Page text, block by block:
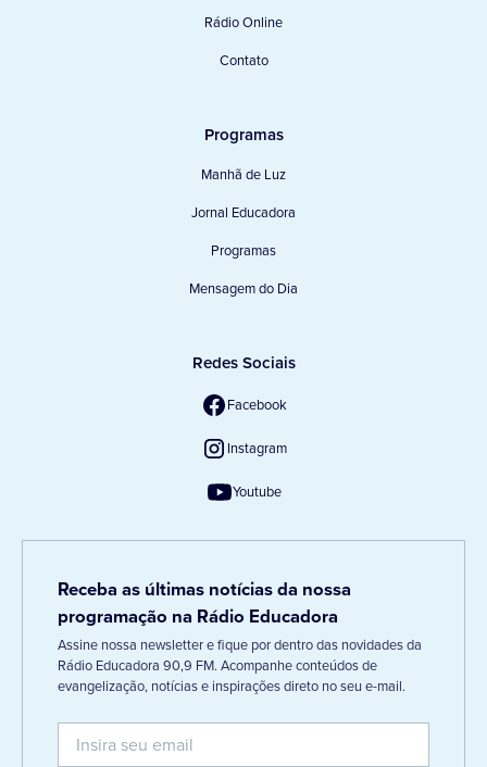
Rádio Online
Contato
Programas
Manhã de Luz
Jornal Educadora
Programas
Mensagem do Dia
Redes Sociais
Facebook
Instagram
Youtube
Receba as últimas notícias da nossa
programação na Rádio Educadora
Assine nossa newsletter e fique por dentro das novidades da
Rádio Educadora 90,9 FM. Acompanhe conteúdos de
evangelização, notícias e inspirações direto no seu e-mail.